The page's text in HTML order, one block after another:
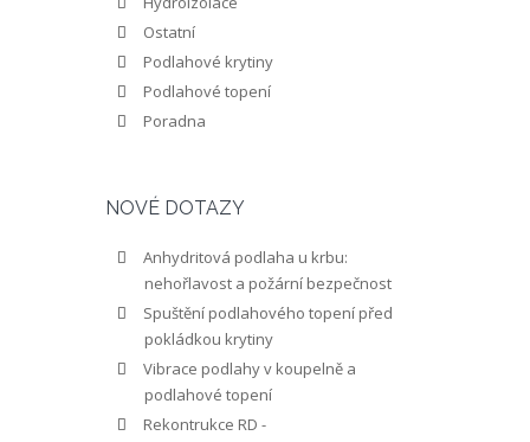
Ostatní
Podlahové krytiny
Podlahové topení
Poradna
NOVÉ DOTAZY
Anhydritová podlaha u krbu:
nehořlavost a požární bezpečnost
Spuštění podlahového topení před
pokládkou krytiny
Vibrace podlahy v koupelně a
podlahové topení
Rekontrukce RD -